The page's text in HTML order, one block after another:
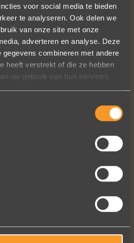
voor social media te bieden
te analyseren. Ook delen we
van onze site met onze
adverteren en analyse. Deze
gegevens combineren met andere
heeft verstrekt of die ze hebben
uw gebruik van hun services.
prachtige ervaring ! Heel
team, persoonlijk en
verzorgde service,
in het buitenland).